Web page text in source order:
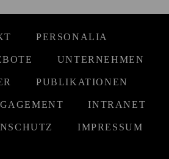
PERSONALIA
UNTERNEHMEN
PUBLIKATIONEN
INTRANET
IMPRESSUM